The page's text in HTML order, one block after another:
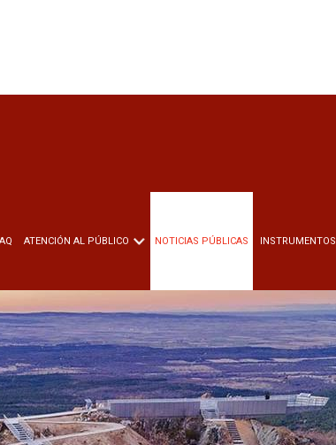
ATENCIÓN AL PÚBLICO NOTICIAS PÚBLICAS